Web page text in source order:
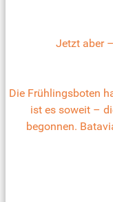
Jetzt aber
Die Frühlingsboten
ist es soweit –
begonnen.